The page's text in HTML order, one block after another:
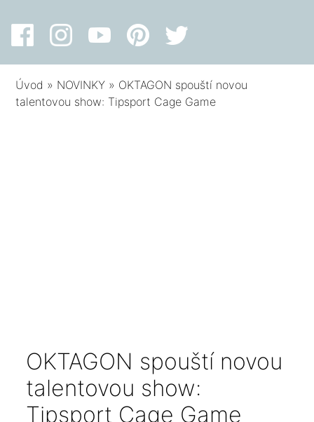
Úvod » NOVINKY » OKTAGON spouští novou
talentovou show: Tipsport Cage Game
OKTAGON spouští novou
talentovou show:
Tipsport Cage Game